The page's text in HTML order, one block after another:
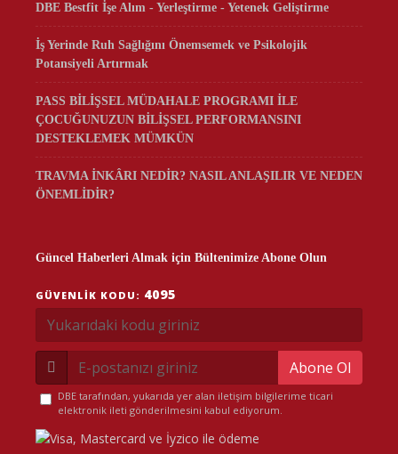
DBE Bestfit İşe Alım - Yerleştirme - Yetenek Geliştirme
İş Yerinde Ruh Sağlığını Önemsemek ve Psikolojik
Potansiyeli Artırmak
PASS BİLİŞSEL MÜDAHALE PROGRAMI İLE
ÇOCUĞUNUZUN BİLİŞSEL PERFORMANSINI
DESTEKLEMEK MÜMKÜN
TRAVMA İNKÂRI NEDİR? NASIL ANLAŞILIR VE NEDEN
ÖNEMLİDİR?
Güncel Haberleri Almak için Bültenimize Abone Olun
GÜVENLIK KODU: 4095
Abone Ol
DBE tarafından, yukarıda yer alan iletişim bilgilerime ticari
elektronik ileti gönderilmesini kabul ediyorum.